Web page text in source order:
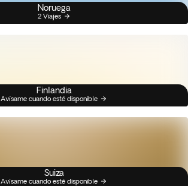
Noruega
2 Viajes
Finlandia
Avísame cuando esté disponible
Suiza
Avísame cuando esté disponible